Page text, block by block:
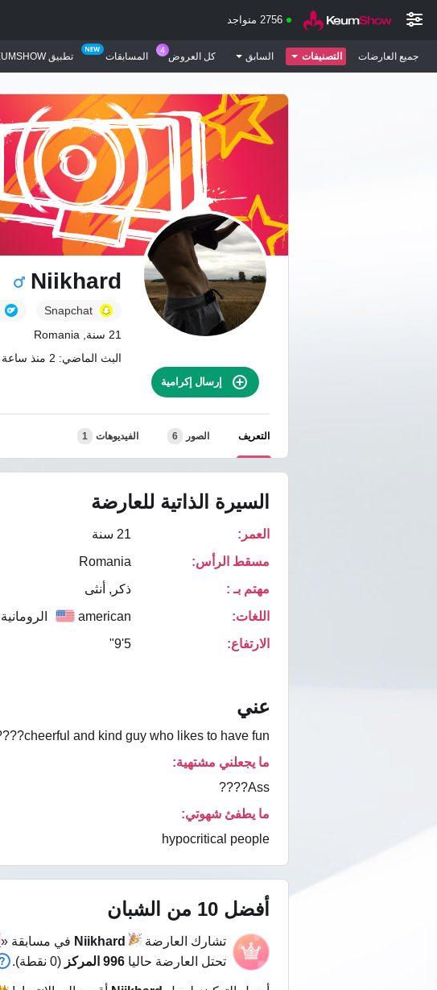
2756 متواجد
جميع العارضات التصنيفات السابق كل العروض المسابقات تطبيق KEUMSHOW
Niikhard
Snapchat
21 سنة, Romania
البث الماضي: 2 منذ ساعة
إرسال إكرامية
التعريف الصور 6 الفيديوهات 1
السيرة الذاتية للعارضة
العمر:
21 سنة
مسقط الرأس:
Romania
مهتم بـ :
ذكر, أنثى
اللغات:
american الرومانية
الارتفاع: 5'9"
عني
cheerful and kind guy who likes to have fun????
ما يجعلني مشتهية:
Ass????
ما يطفئ شهوتي:
hypocritical people
أفضل 10 من الشبان
تشارك العارضة Niikhard في مسابقة «
تحتل العارضة حاليا 996 المركز (0 نقطة).